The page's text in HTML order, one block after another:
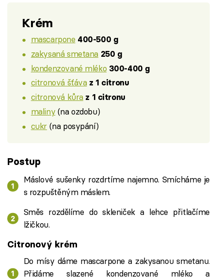
Krém
mascarpone 400-500 g
zakysaná smetana 250 g
kondenzované mléko 300-400 g
citronová šťáva z 1 citronu
citronová kůra z 1 citronu
maliny (na ozdobu)
cukr (na posypání)
Postup
Máslové sušenky rozdrtíme najemno. Smícháme je
s rozpuštěným máslem.
Směs rozdělíme do skleniček a lehce přitlačíme
lžičkou.
Citronový krém
Do mísy dáme mascarpone a zakysanou smetanu.
Přidáme slazené kondenzované mléko a